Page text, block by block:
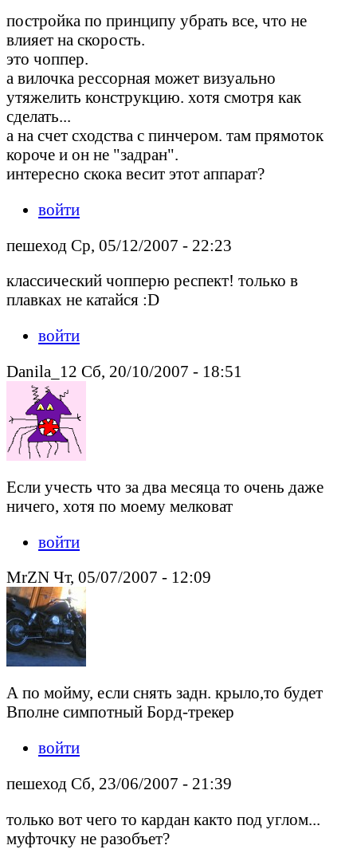
постройка по принципу убрать все, что не
влияет на скорость.
это чоппер.
а вилочка рессорная может визуально
утяжелить конструкцию. хотя смотря как
сделать...
а на счет сходства с пинчером. там прямоток
короче и он не "задран".
интересно скока весит этот аппарат?
войти
пешеход Ср, 05/12/2007 - 22:23
классический чопперю респект! только в
плавках не катайся :D
войти
Danila_12 Сб, 20/10/2007 - 18:51
Если учесть что за два месяца то очень даже
ничего, хотя по моему мелковат
войти
MrZN Чт, 05/07/2007 - 12:09
А по мойму, если снять задн. крыло,то будет
Вполне симпотный Борд-трекер
войти
пешеход Сб, 23/06/2007 - 21:39
только вот чего то кардан както под углом...
муфточку не разобъет?